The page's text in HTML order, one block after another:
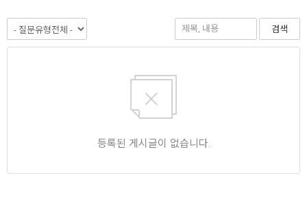
검색
등록된 게시글이 없습니다.